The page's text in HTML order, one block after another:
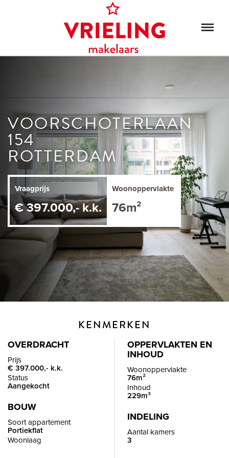
VOORSCHOTERLAAN
154
ROTTERDAM
Vraagprijs
€ 397.000,- k.k.
Woonoppervlakte
76m²
KENMERKEN
OVERDRACHT
Prijs
€ 397.000,- k.k.
Status
Aangekocht
BOUW
Soort appartement
Portiekflat
Woonlaag
OPPERVLAKTEN EN
INHOUD
Woonoppervlakte
76m²
Inhoud
229m³
INDELING
Aantal kamers
3